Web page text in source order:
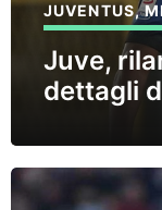
JUVENTUS,
Juve,
dettagli